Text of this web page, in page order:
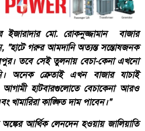
ইজারাদার মো. রোকনুজ্জামান বাজার
"হাটে গরুর আমদানি অত্যন্ত সন্তোষজনক
তবে সেই তুলনায় বেচা-কেনা এখনো
অনেক ক্রেতাই এখন বাজার যাচাই
হাটবারগুলোতে বেচাকেনা আরও
খামারিরা কাঙ্ক্ষিত দাম পাবেন।"
আর্থিক লেনদেন হওয়ায় জালিয়াতি